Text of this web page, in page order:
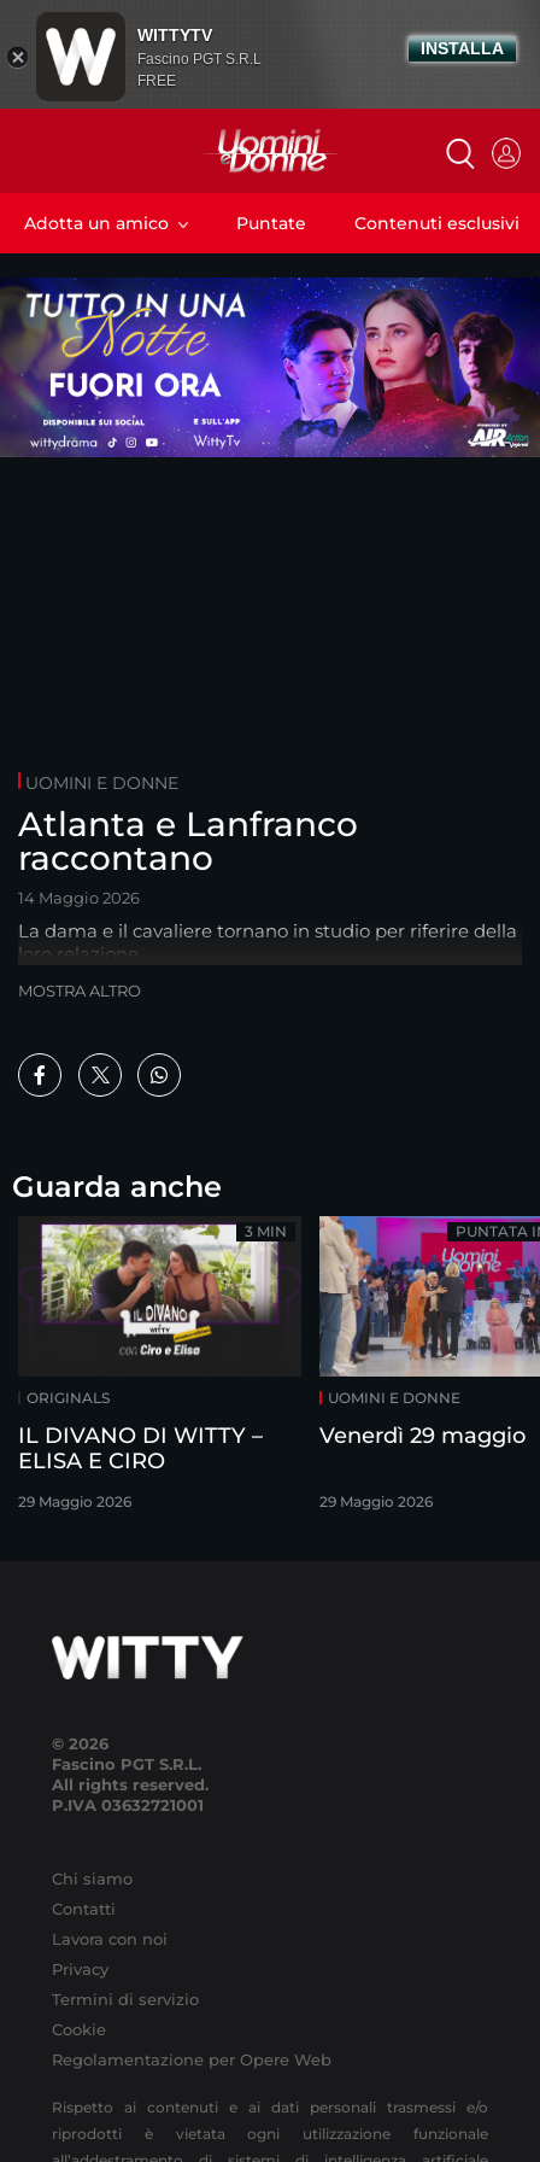
Adotta un amico Puntate Contenuti esclusivi
UOMINI E DONNE
Atlanta e Lanfranco
raccontano
14 Maggio 2026
La dama e il cavaliere tornano in studio per riferire della
loro relazione
MOSTRA ALTRO
Guarda anche
ORIGINALS
IL DIVANO DI WITTY –
ELISA E CIRO
29 Maggio 2026
3 MIN
UOMINI E DONNE
Venerdì 29 maggio
29 Maggio 2026
PUNTATA
© 2026
Fascino PGT S.R.L.
All rights reserved.
P.IVA 03632721001
Chi siamo
Contatti
Lavora con noi
Privacy
Termini di servizio
Cookie
Regolamentazione per Opere Web
Rispetto ai contenuti e ai dati personali trasmessi e/o
riprodotti è vietata ogni utilizzazione funzionale
WITTYTV
Fascino PGT S.R.L
FREE
INSTALLA